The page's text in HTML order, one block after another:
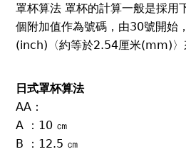
罩杯算法 罩杯的計算一般是採用
個附加值作為號碼，由30號開始
(inch)〈約等於2.54厘米(mm)〉
日式罩杯算法
AA：
A ：10 ㎝
B ：12.5 ㎝